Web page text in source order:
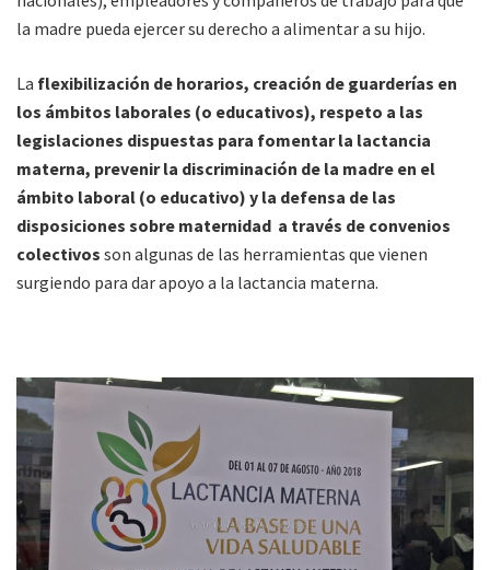
la madre pueda ejercer su derecho a alimentar a su hijo.
La flexibilización de horarios, creación de guarderías en
los ámbitos laborales (o educativos), respeto a las
legislaciones dispuestas para fomentar la lactancia
materna, prevenir la discriminación de la madre en el
ámbito laboral (o educativo) y la defensa de las
disposiciones sobre maternidad a través de convenios
colectivos son algunas de las herramientas que vienen
surgiendo para dar apoyo a la lactancia materna.